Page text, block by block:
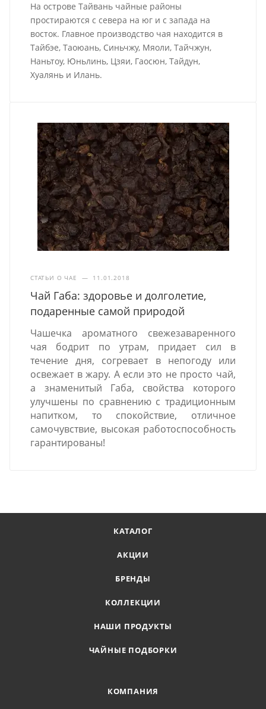
На острове Тайвань чайные районы
простираются с севера на юг и с запада на
восток. Главное производство чая находится в
Тайбэе, Таоюань, Синьчжу, Мяоли, Тайчжун,
Наньтоу, Юньлинь, Цзяи, Гаосюн, Тайдун,
Хуалянь и Илань.
СТАТЬИ О ЧАЕ — 11.01.2018
Чай Габа: здоровье и долголетие,
подаренные самой природой
Чашечка ароматного свежезаваренного
чая бодрит по утрам, придает сил в
течение дня, согревает в непогоду или
освежает в жару. А если это не просто чай,
а знаменитый Габа, свойства которого
улучшены по сравнению с традиционным
напитком, то спокойствие, отличное
самочувствие, высокая работоспособность
гарантированы!
КАТАЛОГ
АКЦИИ
БРЕНДЫ
КОЛЛЕКЦИИ
НАШИ ПРОДУКТЫ
ЧАЙНЫЕ ПОДБОРКИ
КОМПАНИЯ